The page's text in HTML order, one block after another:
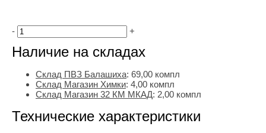
- +
Наличие на складах
Склад ПВЗ Балашиха: 69,00 компл
Склад Магазин Химки: 4,00 компл
Склад Магазин 32 КМ МКАД: 2,00 компл
Технические характеристики